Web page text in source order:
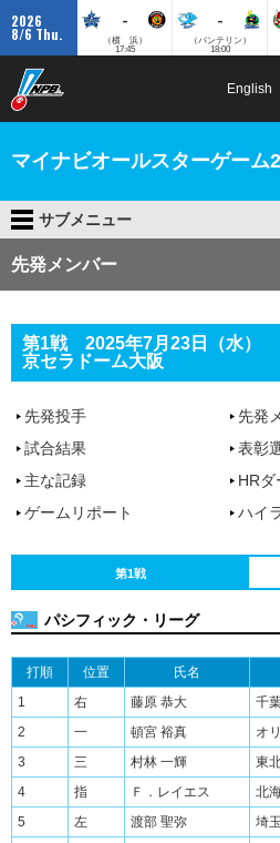
2026
8/6 Thu.
-
（横 浜）
17:45
-
（バンテリン）
18:00
English
マイナビオールスターゲーム
サブメニュー
先発メンバー
第1戦 2025年7月23日（水）
京セラドーム大阪
先発投手
先発
試合結果
表彰
主な記録
HRダ
ゲームリポート
ハイ
第1戦
パシフィック・リーグ
打順 位置 氏名
1
右 藤原 恭大 千
2
一 頓宮 裕真 オ
3
三 村林 一輝 東
4
指 Ｆ．レイエス 北
5
左 渡部 聖弥 埼